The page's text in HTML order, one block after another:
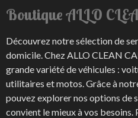
Boutique ALLO
Découvrez notre sélection de
domicile. Chez ALLO CLEAN
grande variété de véhicules :
utilitaires et motos. Grâce à
pouvez explorer nos options de
convient le mieux à vos